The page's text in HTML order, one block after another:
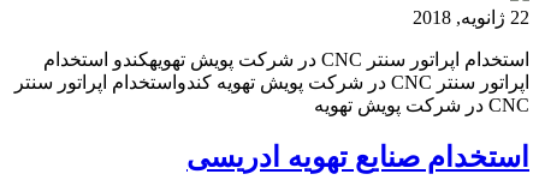
22 ژانویه, 2018
استخدام اپراتور سنتر CNC در شرکت پویش تهویهکندو استخدام
اپراتور سنتر CNC در شرکت پویش تهویه کندواستخدام اپراتور سنتر
CNC در شرکت پویش تهویه
استخدام صنایع تهویه ادریسی